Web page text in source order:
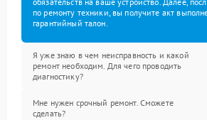
по ремонту техники, вы получите акт
гарантийный талон.
Я уже знаю в чем неисправность и какой
ремонт необходим. Для чего проводить
диагностику?
Мне нужен срочный ремонт. Сможете
сделать?